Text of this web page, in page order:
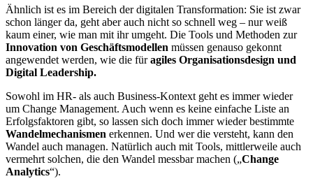
Ähnlich ist es im Bereich der digitalen Transformation: Sie ist zwar
schon länger da, geht aber auch nicht so schnell weg – nur weiß
kaum einer, wie man mit ihr umgeht. Die Tools und Methoden zur
Innovation von Geschäftsmodellen müssen genauso gekonnt
angewendet werden, wie die füragiles Organisationsdesign und
Digital Leadership.
Sowohl im HR- als auch Business-Kontext geht es immer wieder
um Change Management. Auch wenn es keine einfache Liste an
Erfolgsfaktoren gibt, so lassen sich doch immer wieder bestimmte
Wandelmechanismen erkennen. Und wer die versteht, kann den
Wandel auch managen. Natürlich auch mit Tools, mittlerweile auch
vermehrt solchen, die den Wandel messbar machen („Change
Analytics“).